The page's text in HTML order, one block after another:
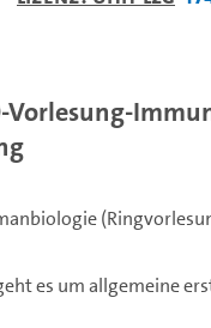
es um allgemeine